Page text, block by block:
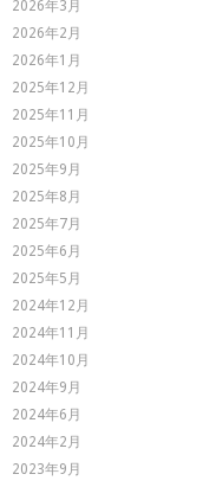
2026年3月
2026年2月
2026年1月
2025年12月
2025年11月
2025年10月
2025年9月
2025年8月
2025年7月
2025年6月
2025年5月
2024年12月
2024年11月
2024年10月
2024年9月
2024年6月
2024年2月
2023年9月